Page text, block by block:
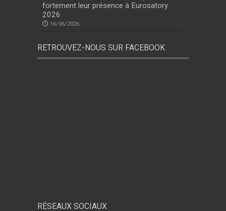
fortement leur présence à Eurosatory
2026
16/06/2026
RETROUVEZ-NOUS SUR FACEBOOK
RÉSEAUX SOCIAUX